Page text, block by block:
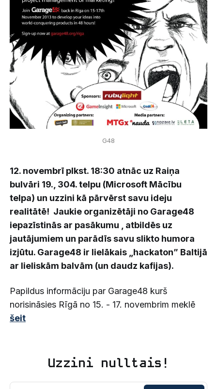
G48
12. novembrī plkst. 18:30 atnāc uz Raiņa
bulvāri 19., 304. telpu (Microsoft Mācību
telpa) un uzzini kā pārvērst savu ideju
realitātē! Jaukie organizētāji no Garage48
iepazīstinās ar pasākumu , atbildēs uz
jautājumiem un parādīs savu slikto humora
izjūtu. Garage48 ir lielākais „hackaton” Baltijā
ar lieliskām balvām (un daudz kafijas).
Papildus informāciju par Garage48 kurš
norisināsies Rīgā no 15. - 17. novembrim meklē
šeit
Uzzini nulltais!